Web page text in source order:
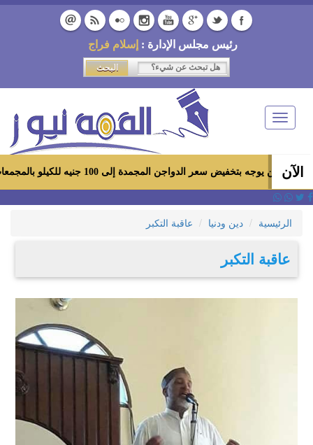
رئيس مجلس الإدارة : إسلام فراج
Toggle
navigation
الآن
سعر الدواجن المجمدة إلى 100 جنيه للكيلو بالمجمعات الاستهلاكية ومعارض «أهلاً رمضان»
الرئيسية دين ودنيا عاقبة التكبر
عاقبة التكبر